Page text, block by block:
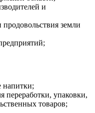
и
продовольствия земли
напитки;
переработки, упаковки,
товаров;